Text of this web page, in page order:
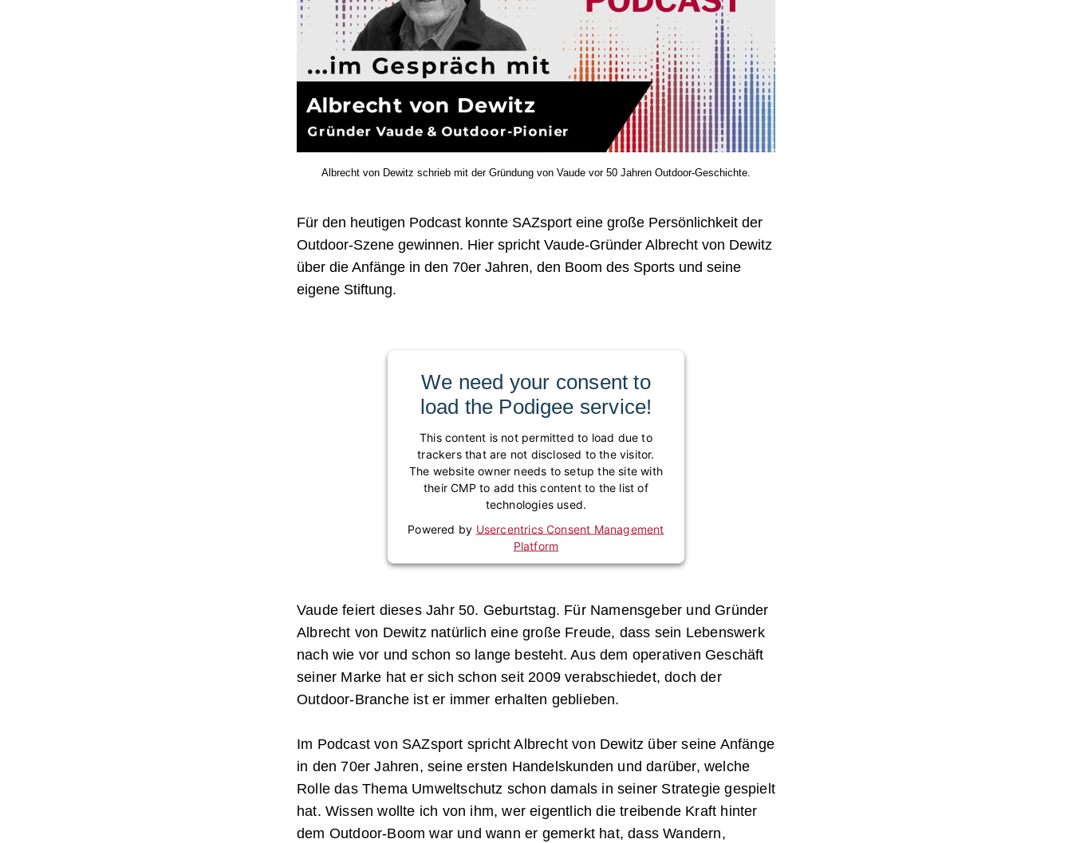
Albrecht von Dewitz schrieb mit der Gründung von Vaude vor 50 Jahren Outdoor-Geschichte.
Für den heutigen Podcast konnte SAZsport eine große Persönlichkeit der
Outdoor-Szene gewinnen. Hier spricht Vaude-Gründer Albrecht von Dewitz
über die Anfänge in den 70er Jahren, den Boom des Sports und seine
eigene Stiftung.
We need your consent to
load the Podigee service!
This content is not permitted to load due to
trackers that are not disclosed to the visitor.
The website owner needs to setup the site with
their CMP to add this content to the list of
technologies used.
Powered by Usercentrics Consent Management
Platform
Vaude feiert dieses Jahr 50. Geburtstag. Für Namensgeber und Gründer
Albrecht von Dewitz natürlich eine große Freude, dass sein Lebenswerk
nach wie vor und schon so lange besteht. Aus dem operativen Geschäft
seiner Marke hat er sich schon seit 2009 verabschiedet, doch der
Outdoor-Branche ist er immer erhalten geblieben.
Im Podcast von SAZsport spricht Albrecht von Dewitz über seine Anfänge
in den 70er Jahren, seine ersten Handelskunden und darüber, welche
Rolle das Thema Umweltschutz schon damals in seiner Strategie gespielt
hat. Wissen wollte ich von ihm, wer eigentlich die treibende Kraft hinter
dem Outdoor-Boom war und wann er gemerkt hat, dass Wandern,